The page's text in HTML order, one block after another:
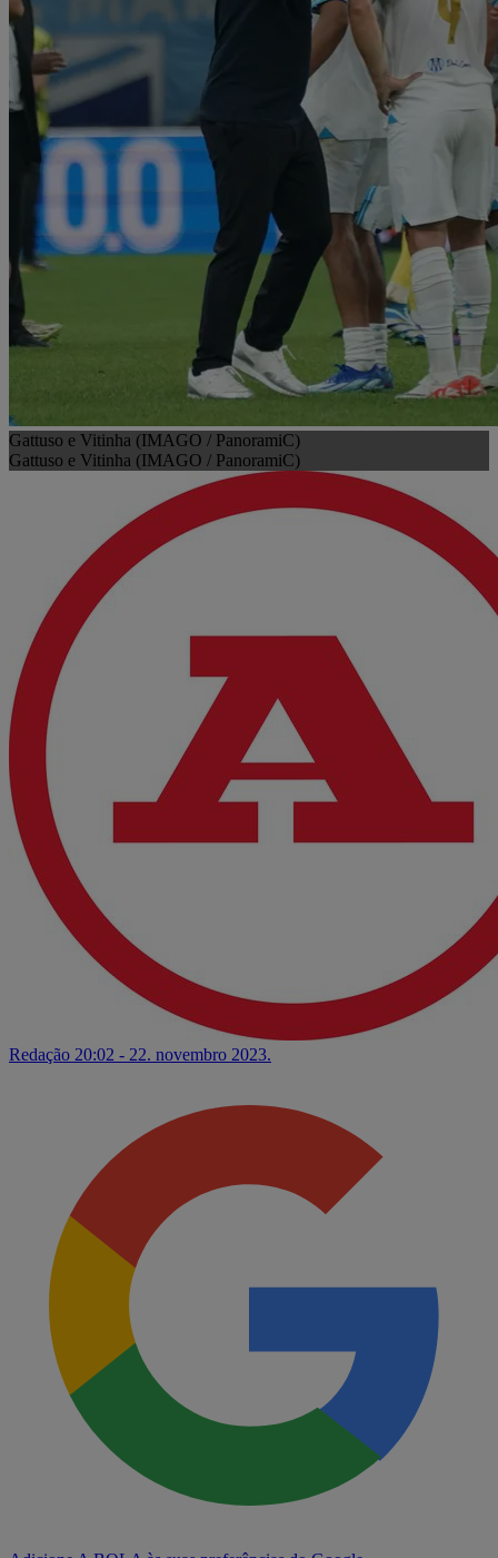
Gattuso e Vitinha (IMAGO / PanoramiC)
Gattuso e Vitinha (IMAGO / PanoramiC)
Redação 20:02 - 22. novembro 2023.